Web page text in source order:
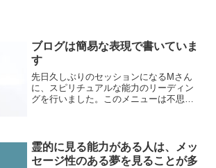
ブログは簡易な表現で書いていま
す
先日久しぶりのセッションになるMさん
に、スピリチュアルな能力のリーディン
グを行いました。このメニューは不思議
霊的に見る能力がある人は、メッ
セージ性のある夢を見ることが多